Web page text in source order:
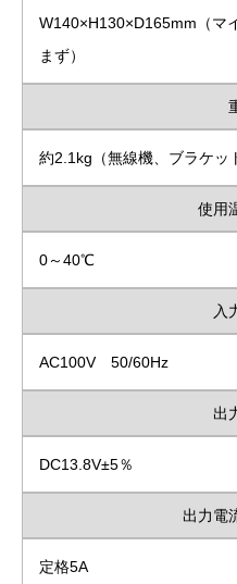
W140×H130×D165mm（マ
まず）
約2.1kg（無線機、ブラケッ
使用
0～40℃
入
AC100V 50/60Hz
出
DC13.8V±5％
出力電
定格5A